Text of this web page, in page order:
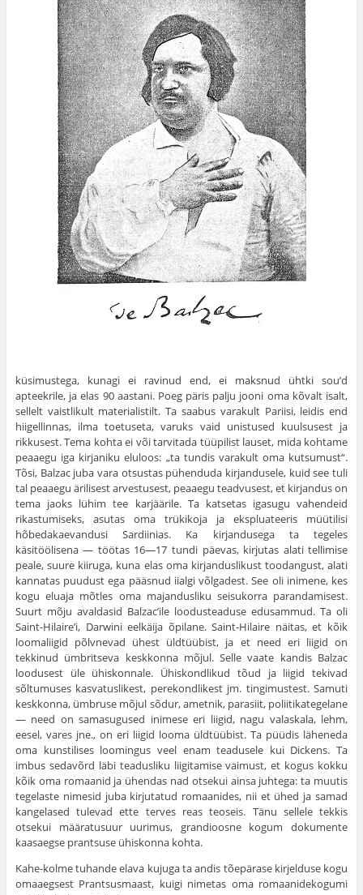
küsimustega, kunagi ei ravinud end, ei maksnud ühtki sou’d
apteekrile, ja elas 90 aastani. Poeg päris palju jooni oma kõvalt isalt,
sellelt vaistlikult materialis­tilt. Ta saabus varakult Pariisi, leidis end
hiigellinnas, ilma toetuseta, varuks vaid unistused kuulsusest ja
rikkusest. Tema kohta ei või tarvitada tüüpi­list lauset, mida kohtame
peaaegu iga kirjaniku elu­loos: „ta tundis varakult oma kutsumust“.
Tõsi, Bal­zac juba vara otsustas pühenduda kirjandusele, kuid see tuli
tal peaaegu ärilisest arvestusest, peaaegu teadvusest, et kirjandus on
tema jaoks lühim tee karjäärile. Ta katsetas igasugu vahendeid
rikastumiseks, asutas oma trükikoja ja ekspluateeris müütilisi
hõbedakaevandusi Sardiinias. Ka kirjandusega ta tegeles
käsitöölisena — töötas 16—17 tundi päevas, kirjutas alati tellimise
peale, suure kiiruga, kuna elas oma kirjanduslikust toodangust, alati
kannatas puu­dust ega pääsnud iialgi võlgadest. See oli inimene, kes
kogu eluaja mõtles oma majandusliku seisukorra parandamisest.
Suurt mõju avaldasid Balzac’ile loodusteaduse edusammud. Ta oli
Saint-Hilaire’i, Dar­wini eelkäija õpilane. Saint-Hilaire näitas, et kõik
loomaliigid põlvnevad ühest üldtüübist, ja et need eri liigid on
tekkinud ümbritseva keskkonna mõjul. Selle vaate kandis Balzac
loodusest üle ühiskonnale. Ühiskondlikud tõud ja liigid tekivad
sõltumuses kasvatuslikest, perekond­likest jm. tingimustest. Samuti
keskkonna, ümbruse mõjul sõdur, ametnik, parasiit, poliitikategelane
— need on samasugused inimese eri liigid, nagu valaskala, lehm,
eesel, vares jne., on eri liigid looma üldtüübist. Ta püüdis läheneda
oma kunstilises loomin­gus veel enam teadusele kui Dickens. Ta
imbus seda­võrd läbi teadusliku liigitamise vaimust, et kogus kokku
kõik oma romaanid ja ühendas nad otsekui ainsa juhtega: ta muutis
tegelaste nimesid juba kir­jutatud romaanides, nii et ühed ja samad
kangelased tulevad ette terves reas teoseis. Tänu sellele tekkis
otsekui määratusuur uurimus, grandioosne kogum dokumente
kaasaegse prantsuse ühiskonna kohta.
Kahe-kolme tuhande elava kujuga ta andis tõepärase kirjelduse kogu
omaaegsest Prantsusmaast, kuigi ni­metas oma romaanidekogumi